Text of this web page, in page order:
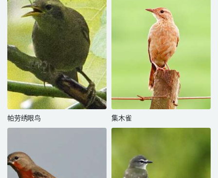
帕劳绣眼鸟 集木雀